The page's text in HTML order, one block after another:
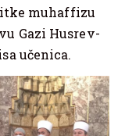
muhaffizu
Gazi Husrev-
učenica.